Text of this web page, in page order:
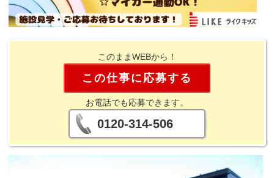
このままWEBから！
この仕事に応募する
お電話でも応募できます。
0120-314-506